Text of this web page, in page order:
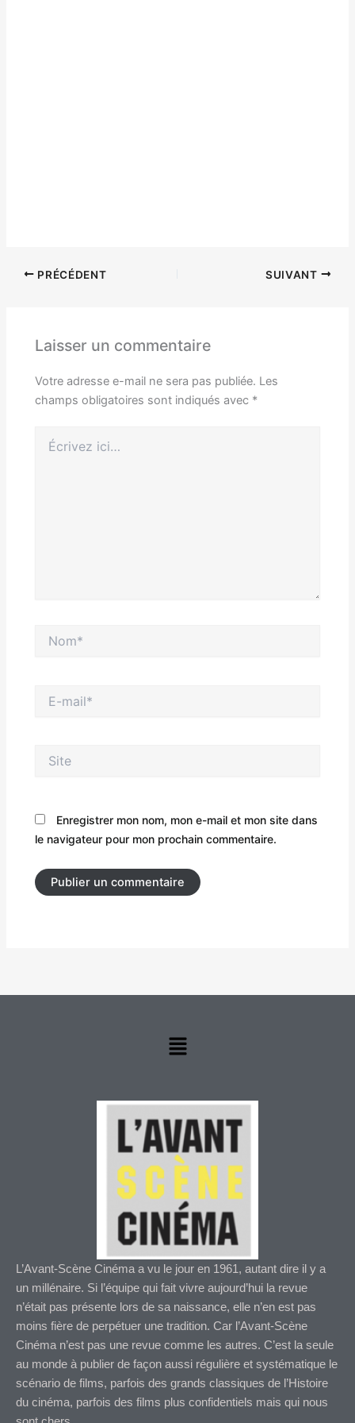
PRÉCÉDENT SUIVANT
Laisser un commentaire
Votre adresse e-mail ne sera pas publiée. Les
champs obligatoires sont indiqués avec *
ici…
mail*
Enregistrer mon nom, mon e-mail et mon site dans
le navigateur pour mon prochain commentaire.
Menu
L’Avant-Scène Cinéma a vu le jour en 1961, autant dire il y a
un millénaire. Si l’équipe qui fait vivre aujourd’hui la revue
n’était pas présente lors de sa naissance, elle n’en est pas
moins fière de perpétuer une tradition. Car l’Avant-Scène
Cinéma n’est pas une revue comme les autres. C’est la seule
au monde à publier de façon aussi régulière et systématique le
scénario de films, parfois des grands classiques de l’Histoire
du cinéma, parfois des films plus confidentiels mais qui nous